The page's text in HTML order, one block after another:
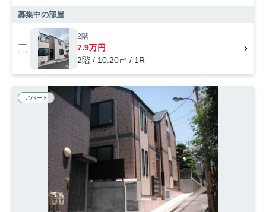
募集中の部屋
2階
7.9万円
2階 / 10.20㎡ / 1R
アパート